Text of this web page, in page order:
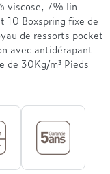
viscose, 7% lin
10 Boxspring fixe de
de ressorts pocket
avec antidérapant
de 30Kg/m³ Pieds